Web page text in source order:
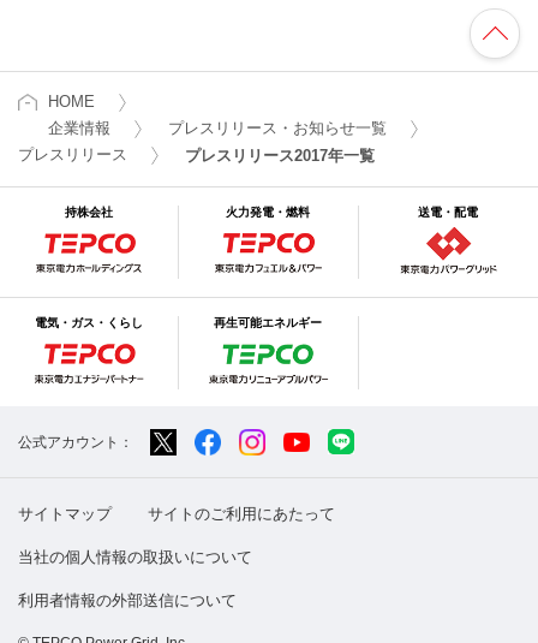
HOME
企業情報
プレスリリース・お知らせ一覧
プレスリリース
プレスリリース2017年一覧
持株会社 火力発電・燃料 送電・配電
電気・ガス・くらし 再生可能エネルギー
公式アカウント：
サイトマップ サイトのご利用にあたって
当社の個人情報の取扱いについて
利用者情報の外部送信について